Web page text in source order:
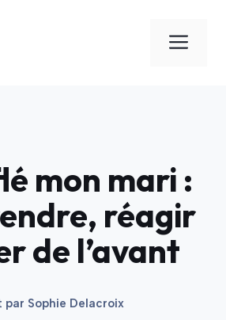
mon mari :
réagir
de l’avant
par Sophie Delacroix